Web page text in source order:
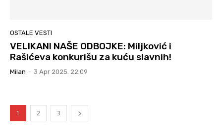
OSTALE VESTI
VELIKANI NAŠE ODBOJKE: Miljković i
Rašićeva konkurišu za kuću slavnih!
Milan - 3 Apr 2025. 22:09
1 2 3